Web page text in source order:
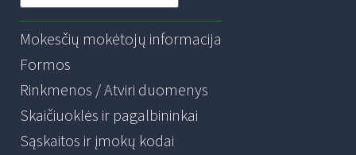
Mokesčių mokėtojų informacija
Formos
Rinkmenos / Atviri duomenys
Skaičiuoklės ir pagalbininkai
Sąskaitos ir įmokų kodai